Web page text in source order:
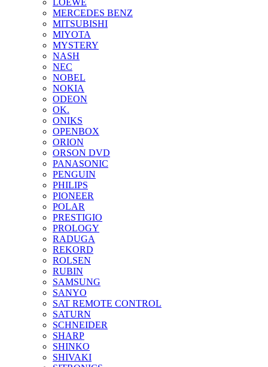
LOEWE
MERCEDES BENZ
MITSUBISHI
MIYOTA
MYSTERY
NASH
NEC
NOBEL
NOKIA
ODEON
OK.
ONIKS
OPENBOX
ORION
ORSON DVD
PANASONIC
PENGUIN
PHILIPS
PIONEER
POLAR
PRESTIGIO
PROLOGY
RADUGA
REKORD
ROLSEN
RUBIN
SAMSUNG
SANYO
SAT REMOTE CONTROL
SATURN
SCHNEIDER
SHARP
SHINKO
SHIVAKI